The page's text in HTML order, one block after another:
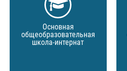
Основная
общеобразовательная
школа-интернат